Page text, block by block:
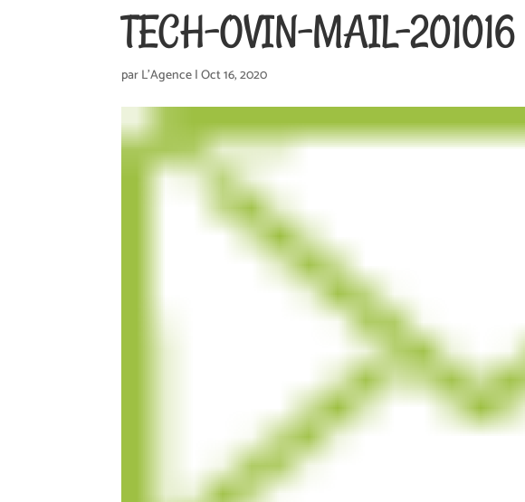
TECH-OVIN-MAIL-201016
parL'Agence|Oct 16, 2020